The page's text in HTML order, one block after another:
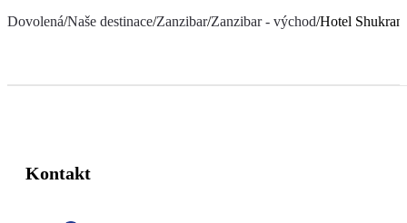
Dovolená/Naše destinace/Zanzibar/Zanzibar - východ/Hotel Shukran
Kontakt